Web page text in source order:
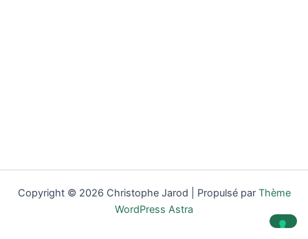
Copyright © 2026 Christophe Jarod | Propulsé par Thème
WordPress Astra